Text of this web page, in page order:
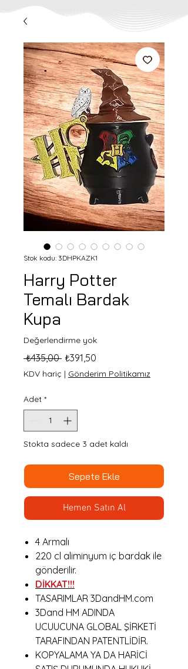
Stok kodu: 3DHPKAZK1
Harry Potter
Temalı Bardak
Kupa
Değerlendirme yok
₺435,00 Normal
Fiyat
₺391,50
Fiyat
KDV hariç | Gönderim Politikamız
Adet *
Stokta sadece 3 adet kaldı
Sepete Ekle
Hemen Satın Al
4 Armalı
220 cl aliminyum iç bardak ile
gönderilir.
DİKKAT!!!
TASARIMLAR 3DandHM.com
3Dand HM ADINDA
UCUUCUNA GLOBAL ŞİRKETİ
TARAFINDAN PATENTLİDİR.
KOPYALAMA YA DA HARİCİ